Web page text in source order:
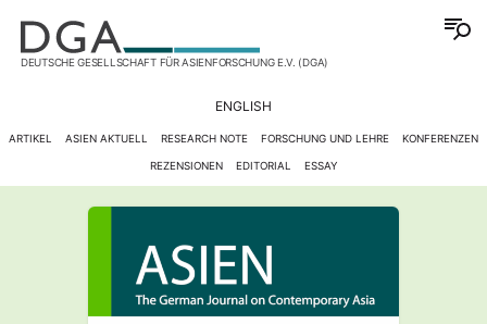
DEUTSCHE GESELLSCHAFT FÜR ASIENFORSCHUNG E.V. (DGA)
ENGLISH
ARTIKEL ASIEN AKTUELL RESEARCH NOTE FORSCHUNG UND LEHRE KONFERENZEN
REZENSIONEN EDITORIAL ESSAY